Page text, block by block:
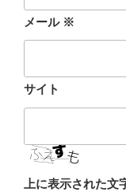
メール ※
サイト
上に表示された文